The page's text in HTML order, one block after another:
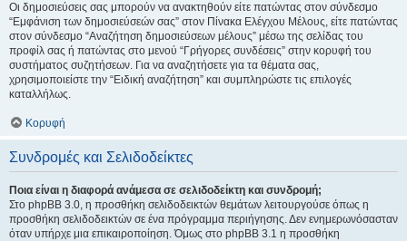
Οι δημοσιεύσεις σας μπορούν να ανακτηθούν είτε πατώντας στον σύνδεσμο
“Εμφάνιση των δημοσιεύσεών σας” στον Πίνακα Ελέγχου Μέλους, είτε πατώντας
στον σύνδεσμο “Αναζήτηση δημοσιεύσεων μέλους” μέσω της σελίδας του
προφίλ σας ή πατώντας στο μενού “Γρήγορες συνδέσεις” στην κορυφή του
συστήματος συζητήσεων. Για να αναζητήσετε για τα θέματα σας,
χρησιμοποιείστε την “Ειδική αναζήτηση” και συμπληρώστε τις επιλογές
καταλλήλως.
Κορυφή
Συνδρομές και Σελιδοδείκτες
Ποια είναι η διαφορά ανάμεσα σε σελιδοδείκτη και συνδρομή;
Στο phpBB 3.0, η προσθήκη σελιδοδεικτών θεμάτων λειτουργούσε όπως η
προσθήκη σελιδοδεικτών σε ένα πρόγραμμα περιήγησης. Δεν ενημερωνόσασταν
όταν υπήρχε μια επικαιροποίηση. Όμως στο phpBB 3.1 η προσθήκη